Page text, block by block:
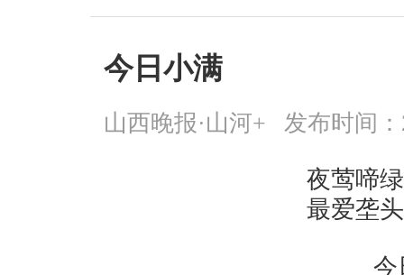
今日小满
山西晚报·山河+ 发布时间：
夜莺啼
最爱垄
今